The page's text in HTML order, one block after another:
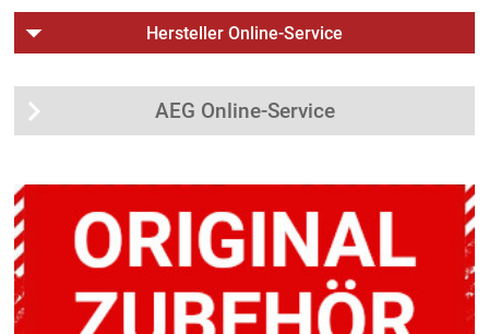
Hersteller Online-Service
AEG Online-Service